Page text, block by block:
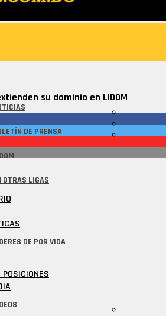
DE PRENSA
OTRAS LIGAS
DE POR VIDA
su dominio en LIDOM